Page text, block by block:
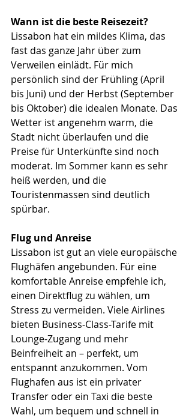
Wann ist die beste Reisezeit?
Lissabon hat ein mildes Klima, das
fast das ganze Jahr über zum
Verweilen einlädt. Für mich
persönlich sind der Frühling (April
bis Juni) und der Herbst (September
bis Oktober) die idealen Monate. Das
Wetter ist angenehm warm, die
Stadt nicht überlaufen und die
Preise für Unterkünfte sind noch
moderat. Im Sommer kann es sehr
heiß werden, und die
Touristenmassen sind deutlich
spürbar.
Flug und Anreise
Lissabon ist gut an viele europäische
Flughäfen angebunden. Für eine
komfortable Anreise empfehle ich,
einen Direktflug zu wählen, um
Stress zu vermeiden. Viele Airlines
bieten Business-Class-Tarife mit
Lounge-Zugang und mehr
Beinfreiheit an – perfekt, um
entspannt anzukommen. Vom
Flughafen aus ist ein privater
Transfer oder ein Taxi die beste
Wahl, um bequem und schnell in